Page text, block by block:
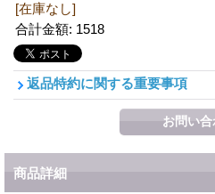
[在庫なし]
合計金額: 1518
返品特約に関する重要事項
商品詳細